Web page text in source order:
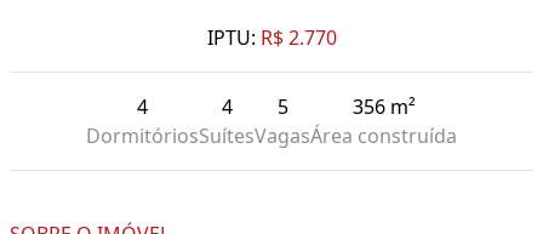
IPTU: R$ 2.770
4
Dormitórios
4
Suítes
5
Vagas
356 m²
Área construída